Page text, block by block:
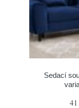
Sedací